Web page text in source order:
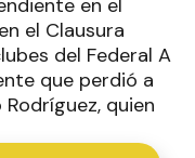
en el
el Clausura
del Federal A
que perdió a
quien